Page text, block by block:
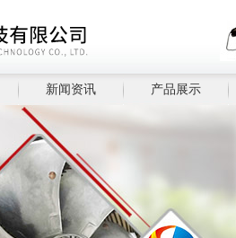
新闻资讯 产品展示